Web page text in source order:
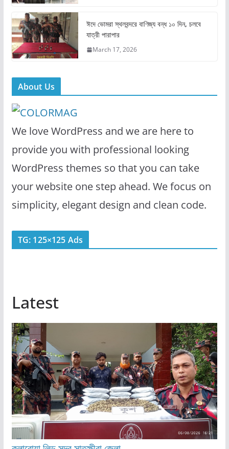
ঈদে ভোমরা স্থলবন্দরে বাণিজ্য বন্ধ ১০ দিন, চলবে
যাত্রী পারাপার
March 17, 2026
About Us
We love WordPress and we are here to
provide you with professional looking
WordPress themes so that you can take
your website one step ahead. We focus on
simplicity, elegant design and clean code.
TG: 125×125 Ads
Latest